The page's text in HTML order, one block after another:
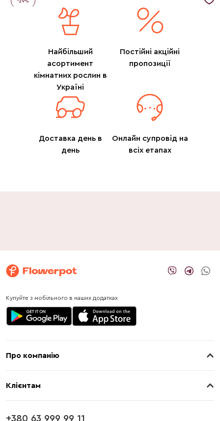
-29%
Найбільший
асортимент
кімнатних рослин в
Україні
Постійні акційні
пропозиції
Доставка день в
день
Онлайн супровід на
всіх етапах
Купуйте з мобільного в наших додатках
Про компанію
Клієнтам
+380 63 999 99 11